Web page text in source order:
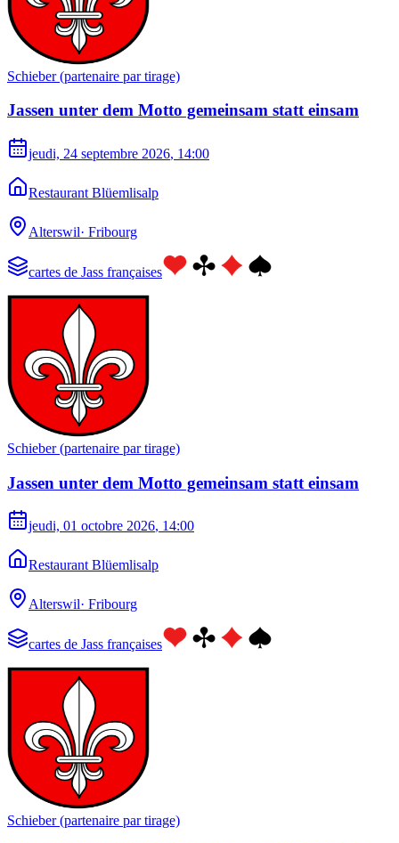
Schieber (partenaire par tirage)
Jassen unter dem Motto gemeinsam statt einsam
jeudi, 24 septembre 2026, 14:00
Restaurant Blüemlisalp
Alterswil· Fribourg
cartes de Jass françaises
Schieber (partenaire par tirage)
Jassen unter dem Motto gemeinsam statt einsam
jeudi, 01 octobre 2026, 14:00
Restaurant Blüemlisalp
Alterswil· Fribourg
cartes de Jass françaises
Schieber (partenaire par tirage)